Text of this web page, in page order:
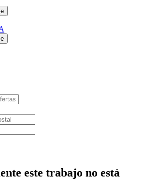
este trabajo no está